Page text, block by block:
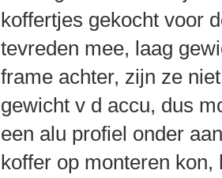
koffertjes gekocht voor
tevreden mee, laag
frame achter, zijn ze
gewicht v d accu, dus
een alu profiel onder
koffer op monteren